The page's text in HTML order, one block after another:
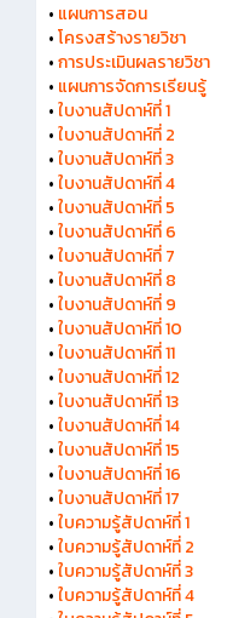
• แผนการสอน
•โครงสร้างรายวิชา
•การประเมินผลรายวิชา
• แผนการจัดการเรียนรู้
•ใบงานสัปดาห์ที่ 1
•ใบงานสัปดาห์ที่ 2
•ใบงานสัปดาห์ที่ 3
•ใบงานสัปดาห์ที่ 4
•ใบงานสัปดาห์ที่ 5
•ใบงานสัปดาห์ที่ 6
•ใบงานสัปดาห์ที่ 7
•ใบงานสัปดาห์ที่ 8
•ใบงานสัปดาห์ที่ 9
•ใบงานสัปดาห์ที่ 10
•ใบงานสัปดาห์ที่ 11
•ใบงานสัปดาห์ที่ 12
•ใบงานสัปดาห์ที่ 13
•ใบงานสัปดาห์ที่ 14
•ใบงานสัปดาห์ที่ 15
•ใบงานสัปดาห์ที่ 16
•ใบงานสัปดาห์ที่ 17
•ใบความรู้สัปดาห์ที่ 1
•ใบความรู้สัปดาห์ที่ 2
•ใบความรู้สัปดาห์ที่ 3
•ใบความรู้สัปดาห์ที่ 4